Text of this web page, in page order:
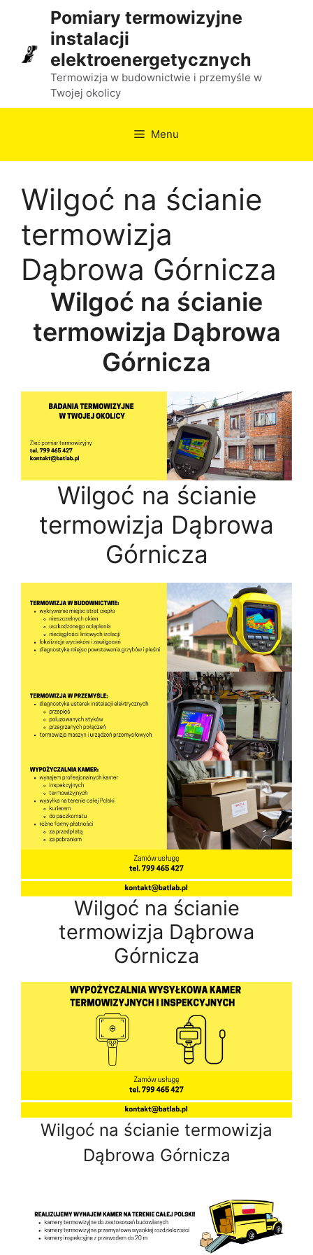
treści
Pomiary termowizyjne
instalacji
elektroenergetycznych
Termowizja w budownictwie i przemyśle w
Twojej okolicy
Menu
Wilgoć na ścianie
termowizja
Dąbrowa Górnicza
Wilgoć na ścianie
termowizja Dąbrowa
Górnicza
Wilgoć na ścianie
termowizja Dąbrowa
Górnicza
Wilgoć na ścianie
termowizja Dąbrowa
Górnicza
Wilgoć na ścianie termowizja
Dąbrowa Górnicza